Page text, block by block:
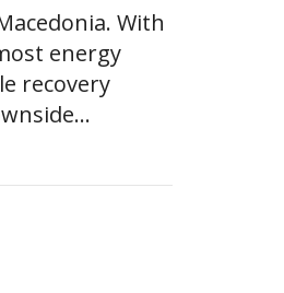
With
energy
recovery